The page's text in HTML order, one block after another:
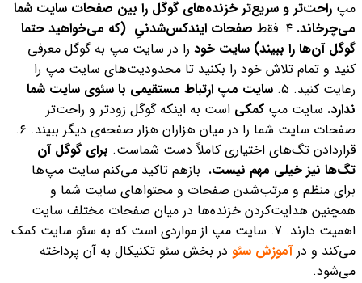
مپ راحت‌تر و سریع‌تر خزنده‌های گوگل را بین صفحات سایت شما
می‌چرخاند. ۴. فقط
صفحات ایندکس‌شدنیِ (که می‌خواهید حتما
گوگل آن‌‌ها را ببیند) سایت خود را در سایت مپ به گوگل معرفی
کنید و تمام تلاش خود را بکنید تا محدودیت‌های سایت مپ را
رعایت کنید. ۵. سایت مپ ارتباط مستقیمی با سئوی سایت شما
ندارد. سایت مپ کمکی است به اینکه گوگل زودتر و راحت‌تر
صفحات سایت شما را در میان هزاران هزار صفحه‌ی دیگر ببیند.
۶.
قراردادن تگ‌‌های اختیاری کاملاً دست شماست. برای گوگل آن‌
تگ‌ها نیز خیلی مهم نیست. بازهم تاکید می‌کنم سایت مپ‌ها
برای منظم و مرتب‌شدن صفحات و محتواهای سایت شما و
همچنین هدایت‌کردن خزنده‌ها در میان صفحات مختلف سایت
اهمیت دارند.
۷. سایت مپ از مواردی است که به سئو سایت کمک
می‌‌کند و درآموزش‌ سئو در بخش سئو تکنیکال به آن پرداخته
می‌شود.